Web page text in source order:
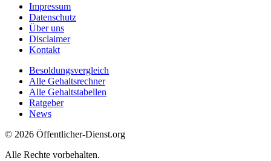
Impressum
Datenschutz
Über uns
Disclaimer
Kontakt
Besoldungsvergleich
Alle Gehaltsrechner
Alle Gehaltstabellen
Ratgeber
News
© 2026 Öffentlicher-Dienst.org
Alle Rechte vorbehalten.